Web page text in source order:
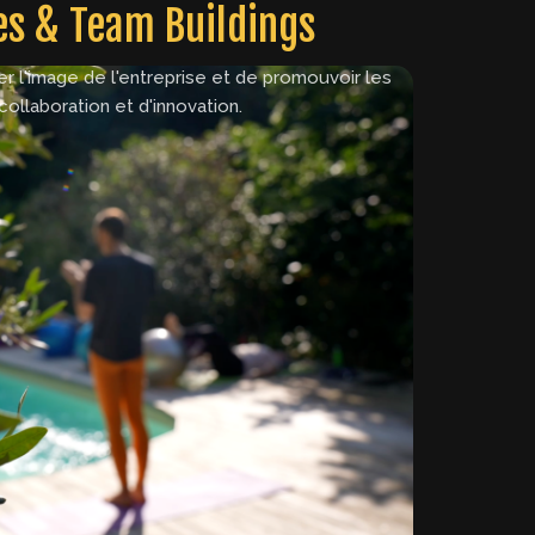
& Team Buildings
valoriser vos équipes, et communiquer
auprès de vos clients et partenaires. Un
l'image de l'entreprise et de promouvoir les
et d'innovation.